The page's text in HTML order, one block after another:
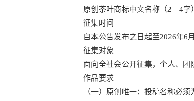
原创茶叶商标中文名称（2—4字）
征集时间
自本公告发布之日起至2026年6月
征集对象
面向全社会公开征集，个人、团队
作品要求
（一）原创唯一：投稿名称必须